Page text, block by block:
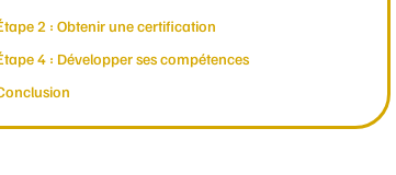
2 : Obtenir une certification
4 : Développer ses compétences